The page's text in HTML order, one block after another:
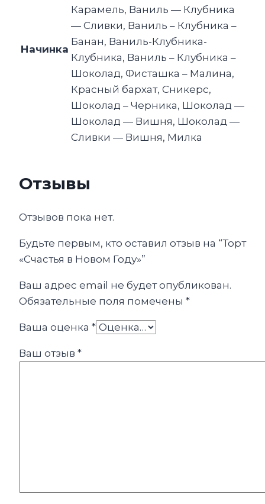
Начинка
Карамель, Ваниль — Клубника
— Сливки, Ваниль – Клубника –
Банан, Ваниль-Клубника-
Клубника, Ваниль – Клубника –
Шоколад, Фисташка – Малина,
Красный бархат, Сникерс,
Шоколад – Черника, Шоколад —
Шоколад — Вишня, Шоколад —
Сливки — Вишня, Милка
Отзывы
Отзывов пока нет.
Будьте первым, кто оставил отзыв на “Торт
«Счастья в Новом Году»”
Ваш адрес email не будет опубликован.
Обязательные поля помечены *
Ваша оценка *
Ваш отзыв *